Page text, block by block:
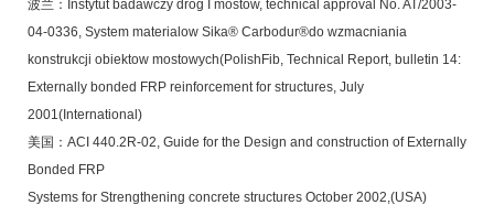
波兰：Instytut badawczy drog I mostow, technical approval No. AT/2003-
04-0336, System materialow Sika® Carbodur®do wzmacniania
konstrukcji obiektow mostowych(Polish Fib, Technical Report, bulletin 14:
Externally bonded FRP reinforcement for structures, July
2001(International)
美国：ACI 440.2R-02, Guide for the Design and construction of Externally
Bonded FRP
Systems for Strengthening concrete structures October 2002,(USA)